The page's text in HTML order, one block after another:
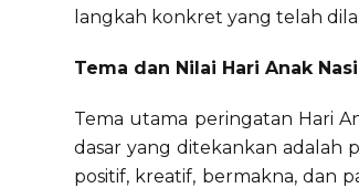
langkah konkret yang telah
Tema dan Nilai Hari Anak
Tema utama peringatan Hari
dasar yang ditekankan adalah
positif, kreatif, bermakna, dan